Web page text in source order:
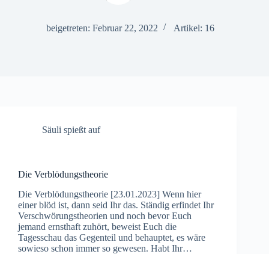
beigetreten: Februar 22, 2022 Artikel: 16
Säuli spießt auf
Die Verblödungstheorie
Die Verblödungstheorie [23.01.2023] Wenn hier
einer blöd ist, dann seid Ihr das. Ständig erfindet Ihr
Verschwörungstheorien und noch bevor Euch
jemand ernsthaft zuhört, beweist Euch die
Tagesschau das Gegenteil und behauptet, es wäre
sowieso schon immer so gewesen. Habt Ihr…